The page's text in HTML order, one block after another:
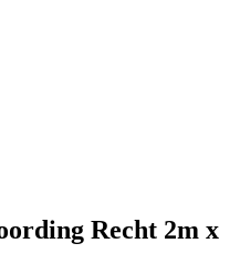
Recht 2m x